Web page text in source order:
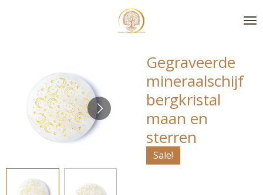
Gegraveerde
mineraalschijf
bergkristal
maan en
sterren
Sale!